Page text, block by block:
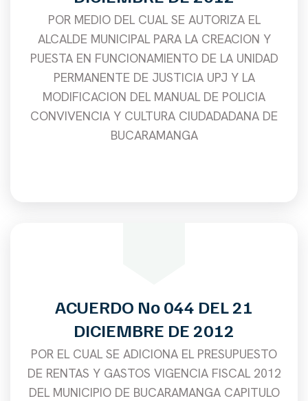
POR MEDIO DEL CUAL SE AUTORIZA EL
ALCALDE MUNICIPAL PARA LA CREACION Y
PUESTA EN FUNCIONAMIENTO DE LA UNIDAD
PERMANENTE DE JUSTICIA UPJ Y LA
MODIFICACION DEL MANUAL DE POLICIA
CONVIVENCIA Y CULTURA CIUDADADANA DE
BUCARAMANGA
ACUERDO No 044 DEL 21
DICIEMBRE DE 2012
POR EL CUAL SE ADICIONA EL PRESUPUESTO
DE RENTAS Y GASTOS VIGENCIA FISCAL 2012
DEL MUNICIPIO DE BUCARAMANGA CAPITULO